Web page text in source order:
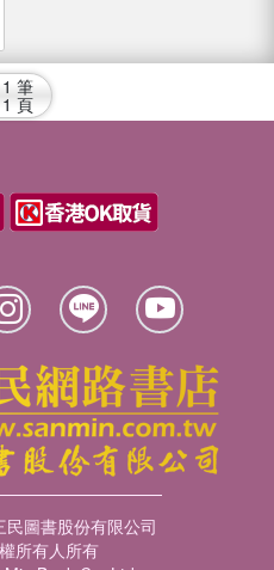
1 筆
1 頁
圖書股份有限公司
所有人所有